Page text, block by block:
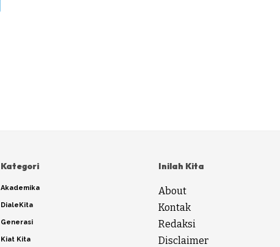
Kategori
Akademika
DialeKita
Generasi
Kiat Kita
Inilah Kita
About
Kontak
Redaksi
Disclaimer